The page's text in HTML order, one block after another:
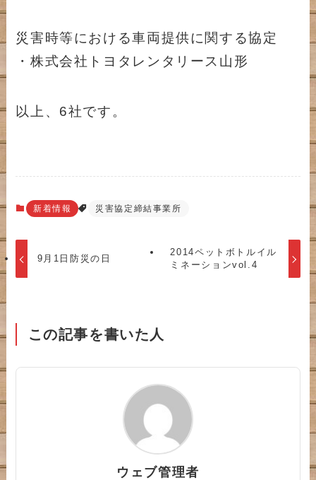
災害時等における車両提供に関する協定
・株式会社トヨタレンタリース山形
以上、6社です。
新着情報 災害協定締結事業所
9月1日防災の日
2014ペットボトルイル
ミネーションvol.4
この記事を書いた人
ウェブ管理者